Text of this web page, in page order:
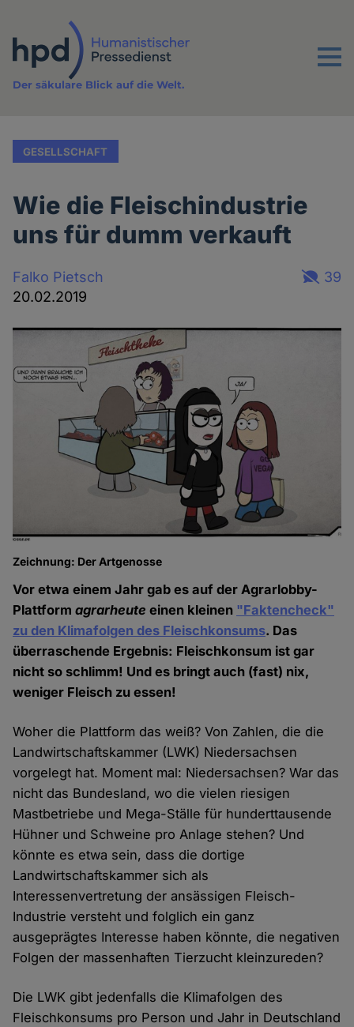
Inhalt
Menu
Der säkulare Blick auf die Welt.
GESELLSCHAFT
Wie die Fleischindustrie
uns für dumm verkauft
Falko Pietsch
20.02.2019
39
Zeichnung: Der Artgenosse
Vor etwa einem Jahr gab es auf der Agrarlobby-
Plattformagrarheute einen kleinen "Faktencheck"
zu den Klimafolgen des Fleischkonsums. Das
überraschende Ergebnis: Fleischkonsum ist gar
nicht so schlimm! Und es bringt auch (fast) nix,
weniger Fleisch zu essen!
Woher die Plattform das weiß? Von Zahlen, die die
Landwirtschaftskammer (LWK) Niedersachsen
vorgelegt hat. Moment mal: Niedersachsen? War das
nicht das Bundesland, wo die vielen riesigen
Mastbetriebe und Mega-Ställe für hunderttausende
Hühner und Schweine pro Anlage stehen? Und
könnte es etwa sein, dass die dortige
Landwirtschaftskammer sich als
Interessenvertretung der ansässigen Fleisch-
Industrie versteht und folglich ein ganz
ausgeprägtes Interesse haben könnte, die negativen
Folgen der massenhaften Tierzucht kleinzureden?
Die LWK gibt jedenfalls die Klimafolgen des
Fleischkonsums pro Person und Jahr in Deutschland